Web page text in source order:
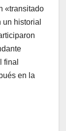
«transitado
historial
final
en la